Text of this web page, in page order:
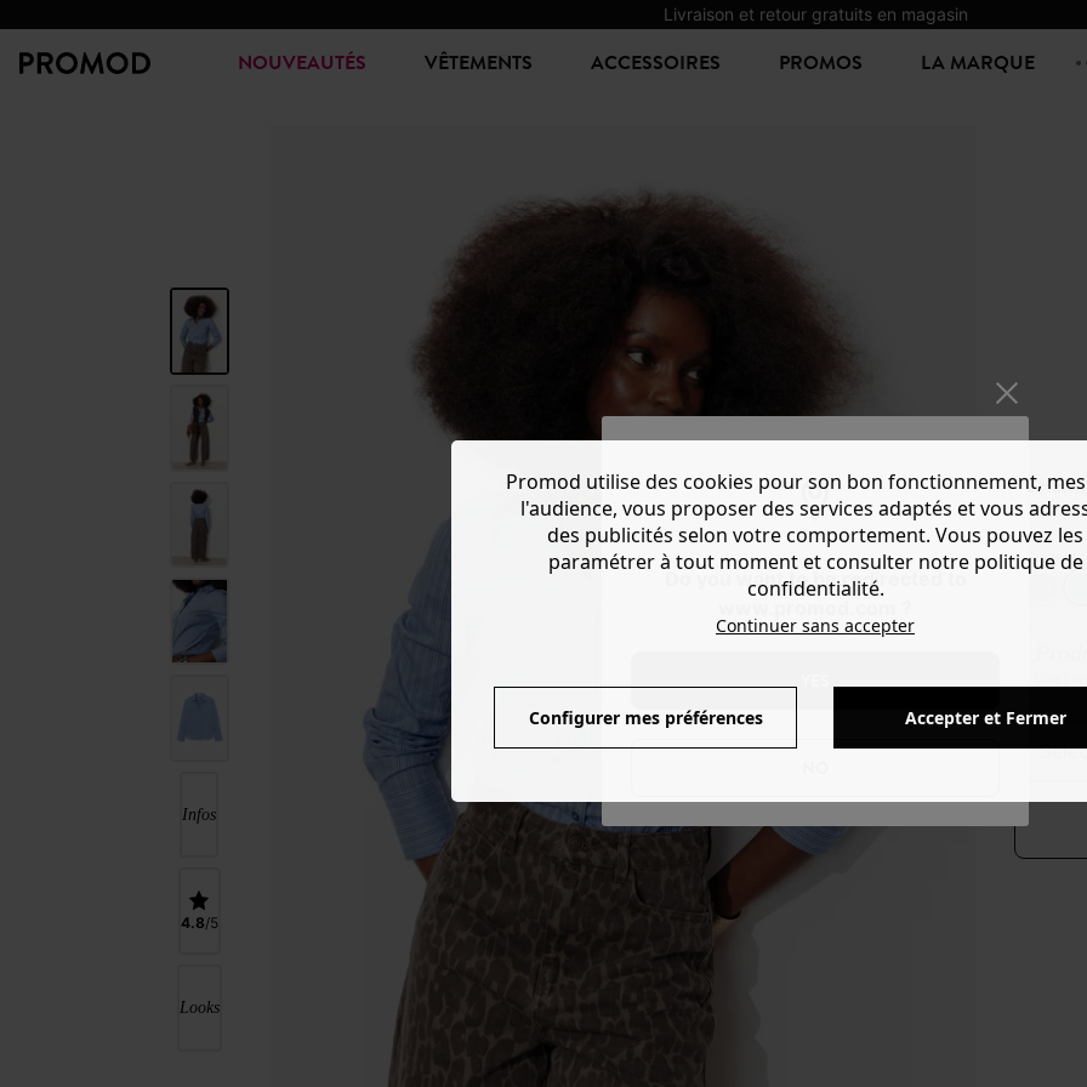
Livraison et retour gratuits en magasin
Do you want to be redirected to
NOUVEAUTÉS VÊTEMENTS ACCESSOIRES PROMOS LA MARQUE
Infos
4.8
Looks
15,00 €
Couleur :
Voir
Promod utilise des cookies pour son bon fonctionnement,
l'audience, vous proposer des services adaptés et vous
des publicités selon votre comportement. Vous pouvez les
paramétrer à tout moment et consulter notre politique de
confidentialité.
Continuer sans accepter
Configurer mes préférences Accepter et Fermer